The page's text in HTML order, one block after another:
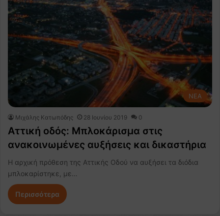
NEA
Μιχάλης Κατωπόδης 28 Ιουνίου 2019 0
Αττική οδός: Μπλοκάρισμα στις
ανακοινωμένες αυξήσεις και δικαστήρια
Η αρχική πρόθεση της Αττικής Οδού να αυξήσει τα διόδια
μπλοκαρίστηκε, με…
Περισσότερα